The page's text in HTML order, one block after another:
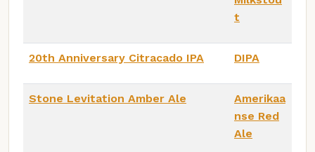
t
20th Anniversary Citracado IPA DIPA
Stone Levitation Amber Ale
Amerikaa
nse Red
Ale